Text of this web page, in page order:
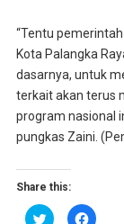
“Tentu
Kota Palangka
dasarnya, untuk
terkait akan terus
program nasional
pungkas Zaini.
Share this:
K K